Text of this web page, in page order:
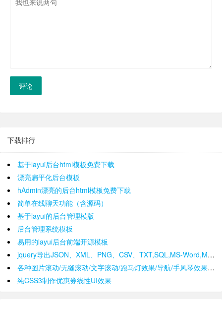
评论
下载排行
基于layui后台html模板免费下载
漂亮扁平化后台模板
hAdmin漂亮的后台html模板免费下载
简单在线聊天功能（含源码）
基于layui的后台管理模版
后台管理系统模板
易用的layui后台前端开源模板
jquery导出JSON、XML、PNG、CSV、TXT,SQL,MS-Word,Ms-Excel Ms-Powerpoint、PDF插件
各种图片滚动/无缝滚动/文字滚动/跑马灯效果/导航/手风琴效果/轮播
纯CSS3制作优惠券线性UI效果